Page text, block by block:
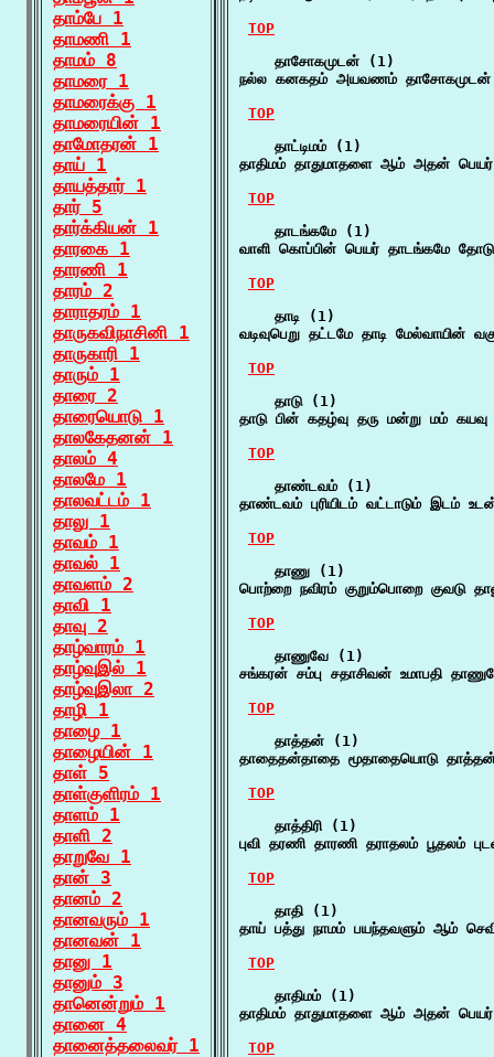
தாம்பே 1
தாமணி 1
தாமம் 8
தாமரை 1
தாமரைக்கு 1
தாமரையின் 1
தாமோதரன் 1
தாய் 1
தாயத்தார் 1
தார் 5
தார்க்கியன் 1
தாரகை 1
தாரணி 1
தாரம் 2
தாராதரம் 1
தாருகவிநாசினி 1
தாருகாரி 1
தாரும் 1
தாரை 2
தாரையொடு 1
தாலகேதனன் 1
தாலம் 4
தாலமே 1
தாலவட்டம் 1
தாலு 1
தாவம் 1
தாவல் 1
தாவளம் 2
தாவி 1
தாவு 2
தாழ்வாரம் 1
தாழ்வுஇல் 1
தாழ்வுஇலா 2
தாழி 1
தாழை 1
தாழையின் 1
தாள் 5
தாள்குளிரம் 1
தாளம் 1
தாளி 2
தாறுவே 1
தான் 3
தானம் 2
தானவரும் 1
தானவன் 1
தானு 1
தானும் 3
தானென்றும் 1
தானை 4
தானைத்தலைவர் 1
TOP
    தாசோகமுடன் (1)
நல்ல கனகதம் அயவணம் தாசோகமுடன்
TOP
    தாட்டிமம் (1)
தாதிமம் தாதுமாதளை ஆம் அதன்
TOP
    தாடங்கமே (1)
வாளி கொப்பின் பெயர் தாடங்கமே
TOP
    தாடி (1)
வடிவுபெறு தட்டமே தாடி
TOP
    தாடு (1)
தாடு பின் கதழ்வு தரு மன்று மம்
TOP
    தாண்டவம் (1)
தாண்டவம் புரியிடம் வட்டாடும் இடம்
TOP
    தாணு (1)
பொற்றை நவிரம் குறும்பொறை குவடு
TOP
    தாணுவே (1)
சங்கரன் சம்பு சதாசிவன் உமாபதி
TOP
    தாத்தன் (1)
தாதைதன்தாதை மூதாதையொடு
TOP
    தாத்திரி (1)
புவி தரணி தாரணி தராதலம் பூதலம்
TOP
    தாதி (1)
தாய் பத்து நாமம் பயந்தவளும் ஆம்
TOP
    தாதிமம் (1)
தாதிமம் தாதுமாதளை ஆம் அதன்
TOP